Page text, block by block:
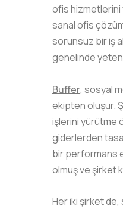
ofis hizmetlerini
sanal ofis
sorunsuz bir iş
genelinde
Buffer, sosyal
ekipten oluşur.
işlerini yürütme
giderlerden
bir performans
olmuş ve şirket
Her iki şirket